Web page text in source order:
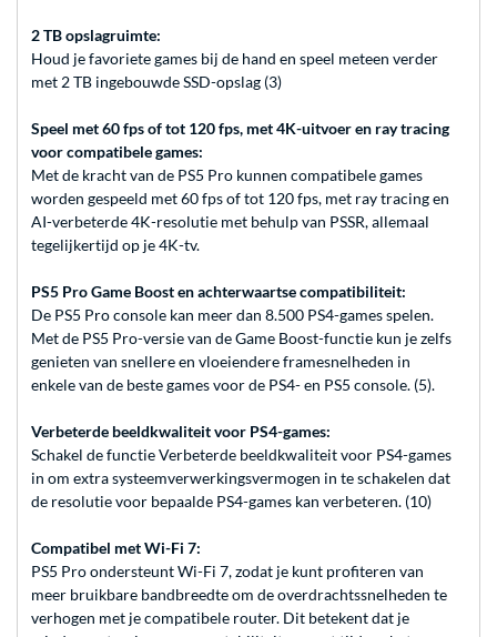
2 TB opslagruimte:
Houd je favoriete games bij de hand en speel meteen verder
met 2 TB ingebouwde SSD-opslag (3)
Speel met 60 fps of tot 120 fps, met 4K-uitvoer en ray tracing
voor compatibele games:
Met de kracht van de PS5 Pro kunnen compatibele games
worden gespeeld met 60 fps of tot 120 fps, met ray tracing en
AI-verbeterde 4K-resolutie met behulp van PSSR, allemaal
tegelijkertijd op je 4K-tv.
PS5 Pro Game Boost en achterwaartse compatibiliteit:
De PS5 Pro console kan meer dan 8.500 PS4-games spelen.
Met de PS5 Pro-versie van de Game Boost-functie kun je zelfs
genieten van snellere en vloeiendere framesnelheden in
enkele van de beste games voor de PS4- en PS5 console. (5).
Verbeterde beeldkwaliteit voor PS4-games:
Schakel de functie Verbeterde beeldkwaliteit voor PS4-games
in om extra systeemverwerkingsvermogen in te schakelen dat
de resolutie voor bepaalde PS4-games kan verbeteren. (10)
Compatibel met Wi-Fi 7:
PS5 Pro ondersteunt Wi-Fi 7, zodat je kunt profiteren van
meer bruikbare bandbreedte om de overdrachtssnelheden te
verhogen met je compatibele router. Dit betekent dat je